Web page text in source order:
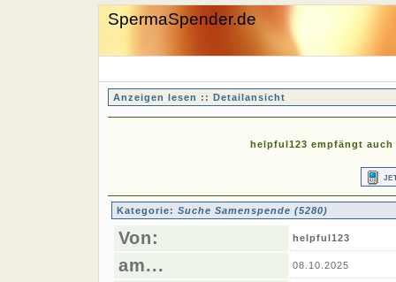
SpermaSpender.de
Anzeigen lesen :: Detailansicht
helpful123 empfängt
Kategorie: Suche Samenspende (5280)
Von: helpful123
am... 08.10.2025